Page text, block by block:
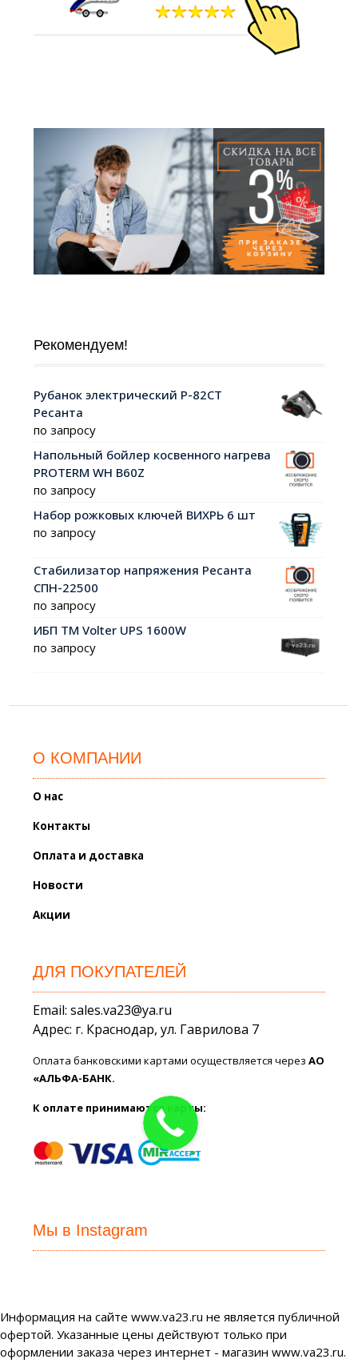
Рекомендуем!
Рубанок электрический Р-82СТ
Ресанта
по запросу
Напольный бойлер косвенного нагрева
PROTERM WH B60Z
по запросу
Набор рожковых ключей ВИХРЬ 6 шт
по запросу
Стабилизатор напряжения Ресанта
СПН-22500
по запросу
ИБП ТМ Volter UPS 1600W
по запросу
О КОМПАНИИ
О нас
Контакты
Оплата и доставка
Новости
Акции
ДЛЯ ПОКУПАТЕЛЕЙ
Email: sales.va23@ya.ru
Адрес: г. Краснодар, ул. Гаврилова 7
Оплата банковскими картами осуществляется черезАО
«АЛЬФА-БАНК.
К оплате принимаются карты:
Мы в Instagram
Информация на сайте www.va23.ru не является публичной
офертой. Указанные цены действуют только при
оформлении заказа через интернет - магазин www.va23.ru.